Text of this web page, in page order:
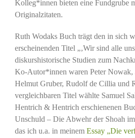
Kolleg*innen bieten eine Fundgrube
Originalzitaten.
Ruth Wodaks Buch trägt den in sich
erscheinenden Titel „‚Wir sind alle
diskurshistorische Studien zum
Ko-Autor*innen waren Peter Nowak,
Helmut Gruber, Rudolf de Cillia und
vergleichbaren Titel wählte Samuel
Hentrich & Hentrich erschienenen
Unschuld – Die Abwehr der Shoah
das ich u.a. in meinem Essay „Die